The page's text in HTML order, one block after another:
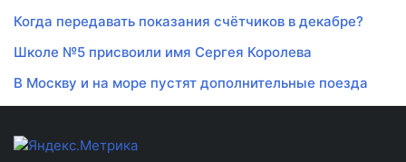
Когда передавать показания счётчиков в декабре?
Школе №5 присвоили имя Сергея Королева
В Москву и на море пустят дополнительные поезда